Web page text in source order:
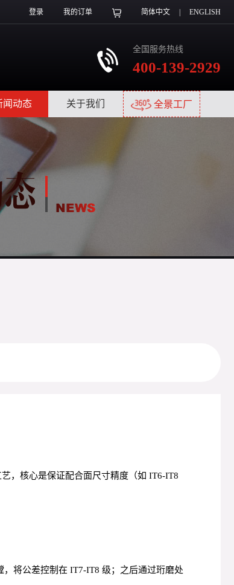
登录 我的订单 简体中文 ENGLISH
全国服务热线
400-139-2929
闻动态 关于我们 全景工厂
，核心是保证配合面尺寸精度（如 IT6-IT8
将公差控制在 IT7-IT8 级；之后通过珩磨处